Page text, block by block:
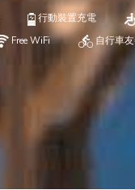
行動裝置充電
Free WiFi 自行車